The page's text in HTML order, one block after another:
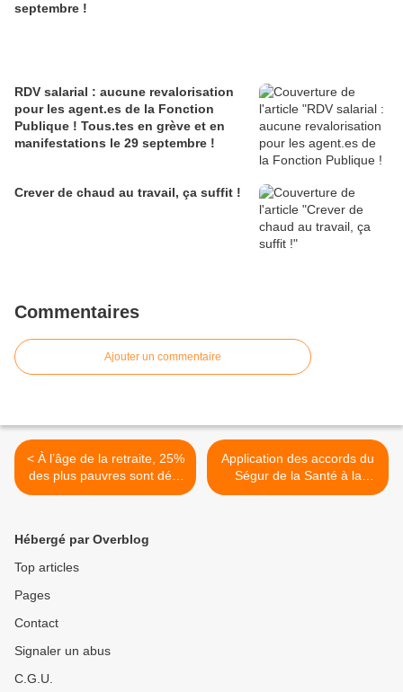
septembre !
RDV salarial : aucune revalorisation
pour les agent.es de la Fonction
Publique ! Tous.tes en grève et en
manifestations le 29 septembre !
Crever de chaud au travail, ça suffit !
Commentaires
Ajouter un commentaire
< À l’âge de la retraite, 25%
des plus pauvres sont déjà
morts ! Pas une minute de
Application des accords du
Ségur de la Santé à la
DFPE >
Hébergé par Overblog
Top articles
Pages
Contact
Signaler un abus
C.G.U.